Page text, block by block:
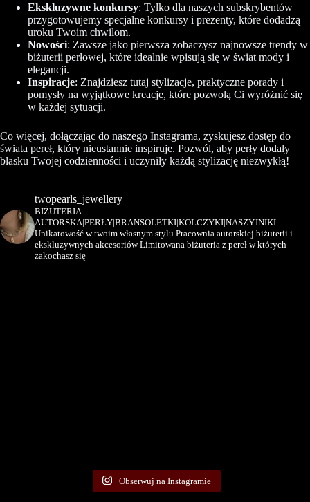
Ekskluzywne konkursy: Tylko dla naszych subskrybentów
przygotowujemy specjalne konkursy i prezenty, które dodadzą
uroku Twoim chwilom.
Nowości: Zawsze jako pierwsza zobaczysz najnowsze trendy w
biżuterii perłowej, które idealnie wpisują się w świat mody i
elegancji.
Inspiracje: Znajdziesz tutaj stylizacje, praktyczne porady i
pomysły na wyjątkowe kreacje, które pozwolą Ci wyróżnić się
w każdej sytuacji.
Co więcej, dołączając do naszego Instagrama, zyskujesz dostęp do
świata pereł, który nieustannie inspiruje. Pozwól, aby perły dodały
blasku Twojej codzienności i uczyniły każdą stylizację niezwykłą!
twopearls_jewellery
BIŻUTERIA
AUTORSKA|PERŁY|BRANSOLETKI|KOLCZYKI|NASZYJNIKI
Unikatowość w twoim własnym stylu Pracownia autorskiej biżuterii i
ekskluzywnych akcesoriów Limitowana biżuteria z pereł w których
zakochasz się
Obserwuj na Instagramie